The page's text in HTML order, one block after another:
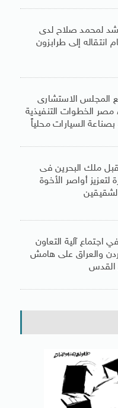
لمحمد صلاح لدى
انتقاله إلى طرابزون
المجلس الاستشارى
مصر الخطوات التنفيذية
بصناعة السيارات محلياً
ملك البحرين فى
لتعزيز أواصر الأخوة
اجتماع آلية التعاون
والعراق على هامش
القدس